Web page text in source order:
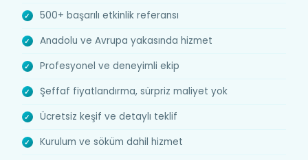
500+ başarılı etkinlik referansı
Anadolu ve Avrupa yakasında hizmet
Profesyonel ve deneyimli ekip
Şeffaf fiyatlandırma, sürpriz maliyet yok
Ücretsiz keşif ve detaylı teklif
Kurulum ve söküm dahil hizmet